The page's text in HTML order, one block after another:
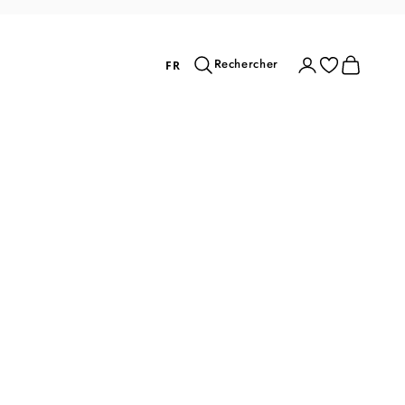
FR Rechercher
Rechercher ConnexionPanier